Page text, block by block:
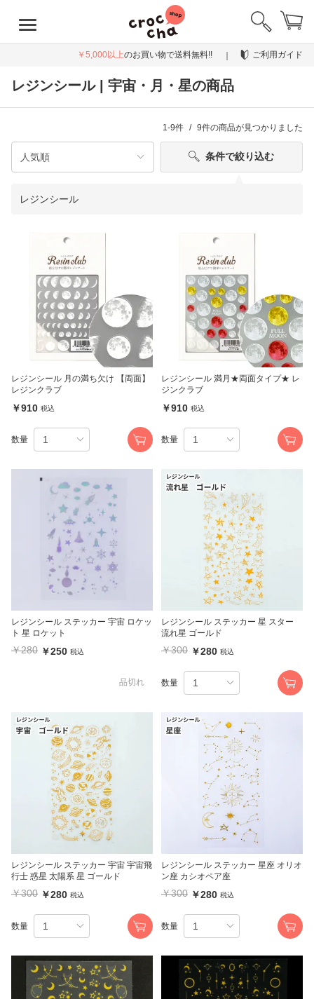
￥5,000以上のお買い物で送料無料!! ご利用ガイド
レジンシール | 宇宙・月・星の商品
1-9件 9件の商品が見つかりました
条件で絞り込む
レジンシール
レジンシール 月の満ち欠け 【両面】
レジンクラブ
￥910 税込
数量
レジンシール 満月★両面タイプ★ レ
ジンクラブ
￥910 税込
数量
レジンシール ステッカー 宇宙 ロケッ
ト 星 ロケット
￥280 ￥250 税込
品切れ
レジンシール ステッカー 星 スター
流れ星 ゴールド
￥300 ￥280 税込
数量
レジンシール ステッカー 宇宙 宇宙飛
行士 惑星 太陽系 星 ゴールド
￥300 ￥280 税込
数量
レジンシール ステッカー 星座 オリオ
ン座 カシオペア座
￥300 ￥280 税込
数量